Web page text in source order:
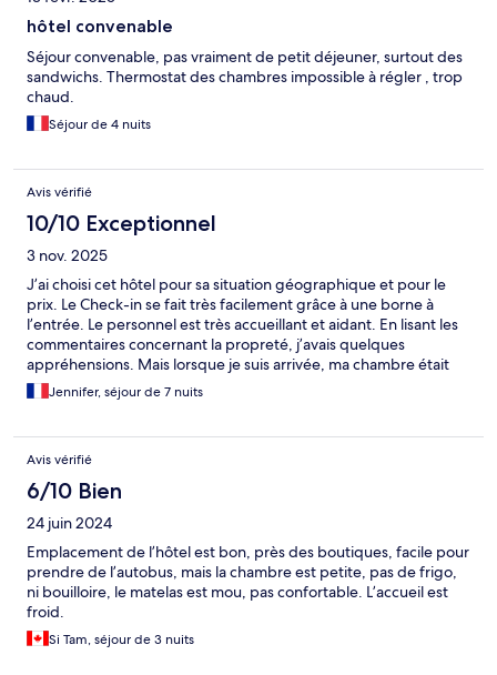
hôtel convenable
Séjour convenable, pas vraiment de petit déjeuner, surtout des
sandwichs. Thermostat des chambres impossible à régler , trop
chaud.
Séjour de 4 nuits
Avis vérifié
10/10 Exceptionnel
3 nov. 2025
J’ai choisi cet hôtel pour sa situation géographique et pour le
prix. Le Check-in se fait très facilement grâce à une borne à
l’entrée. Le personnel est très accueillant et aidant. En lisant les
commentaires concernant la propreté, j’avais quelques
appréhensions. Mais lorsque je suis arrivée, ma chambre était
très propre et le ménage a été fait pendant la semaine où je suis
restée. Tout était absolument parfait. La literie est bonne, j’ai
l’immeuble en face mais ce n’était pas dérangeant. Les en-cas
près de l’accueil sont un vrai plus pour dépanner. À l’intérieur du
sac pour ma part, une bouteille de smoothie, un jus de pomme,
une barre de céréales, deux sandwiches wasa.
Jennifer, séjour de 7 nuits
Avis vérifié
6/10 Bien
24 juin 2024
Emplacement de l’hôtel est bon, près des boutiques, facile pour
prendre de l’autobus, mais la chambre est petite, pas de frigo,
ni bouilloire, le matelas est mou, pas confortable. L’accueil est
froid.
Si Tam, séjour de 3 nuits